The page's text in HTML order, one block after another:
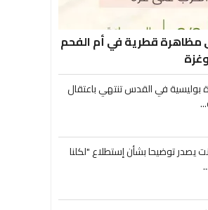
مظاهرة قطرية في أم الفحم
بوليسية في القدس تنتهي باعتقال
يصدر توضيحا بشأن إستطلاع "لكلنا